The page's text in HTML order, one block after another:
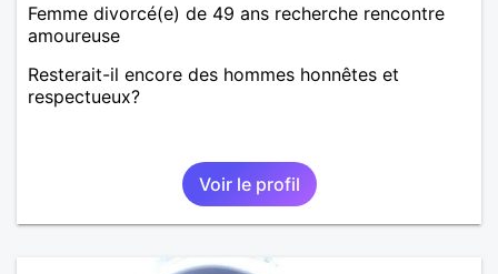
Femme divorcé(e) de 49 ans recherche rencontre
amoureuse
Resterait-il encore des hommes honnêtes et
respectueux?
Voir le profil